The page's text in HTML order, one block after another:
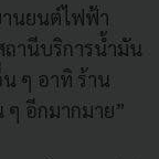
นยนต์ไฟฟ้า
านีบริการน้ำมัน
ๆ อาทิ ร้าน
อีกมากมาย”